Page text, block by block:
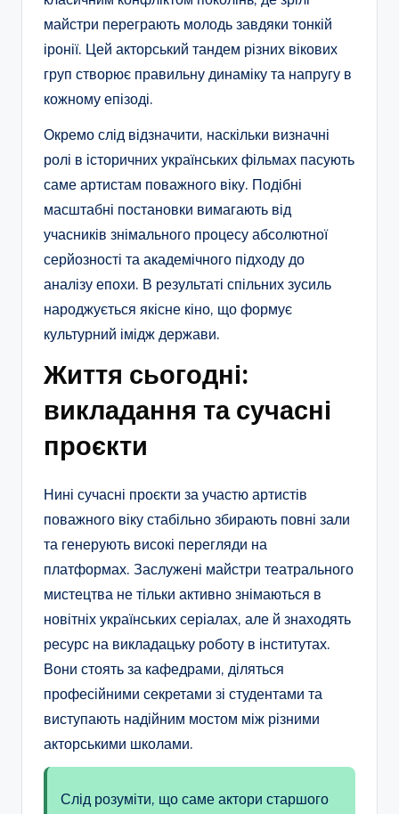
майстри переграють молодь завдяки тонкій
іронії. Цей акторський тандем різних вікових
груп створює правильну динаміку та напругу в
кожному епізоді.
Окремо слід відзначити, наскільки визначні
ролі в історичних українських фільмах пасують
саме артистам поважного віку. Подібні
масштабні постановки вимагають від
учасників знімального процесу абсолютної
серйозності та академічного підходу до
аналізу епохи. В результаті спільних зусиль
народжується якісне кіно, що формує
культурний імідж держави.
Життя сьогодні:
викладання та сучасні
проєкти
Нині сучасні проєкти за участю артистів
поважного віку стабільно збирають повні зали
та генерують високі перегляди на
платформах. Заслужені майстри театрального
мистецтва не тільки активно знімаються в
новітніх українських серіалах, але й знаходять
ресурс на викладацьку роботу в інститутах.
Вони стоять за кафедрами, діляться
професійними секретами зі студентами та
виступають надійним мостом між різними
акторськими школами.
Слід розуміти, що саме актори старшого